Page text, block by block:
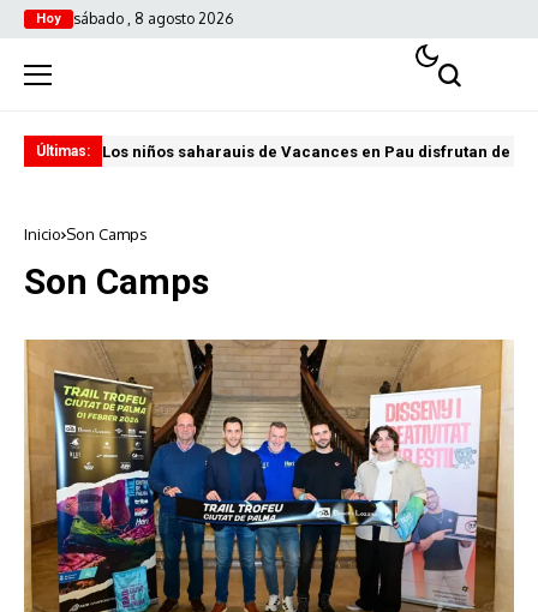
Hoy sábado , 8 agosto 2026
Últimas: Los niños saharauis de Vacances en Pau disfrutan de
Inicio Son Camps
Son Camps